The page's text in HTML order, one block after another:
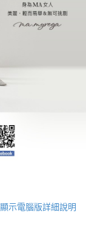
顯示電腦版詳細說明